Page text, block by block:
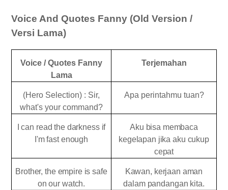
Voice And Quotes Fanny (Old Version /
Versi Lama)
Voice / Quotes Fanny
Lama
Terjemahan
(Hero Selection) : Sir,
what's your command?
Apa perintahmu tuan?
I can read the darkness if
I'm fast enough
Aku bisa membaca
kegelapan jika aku cukup
cepat
Brother, the empire is safe
on our watch.
Kawan, kerjaan aman
dalam pandangan kita.